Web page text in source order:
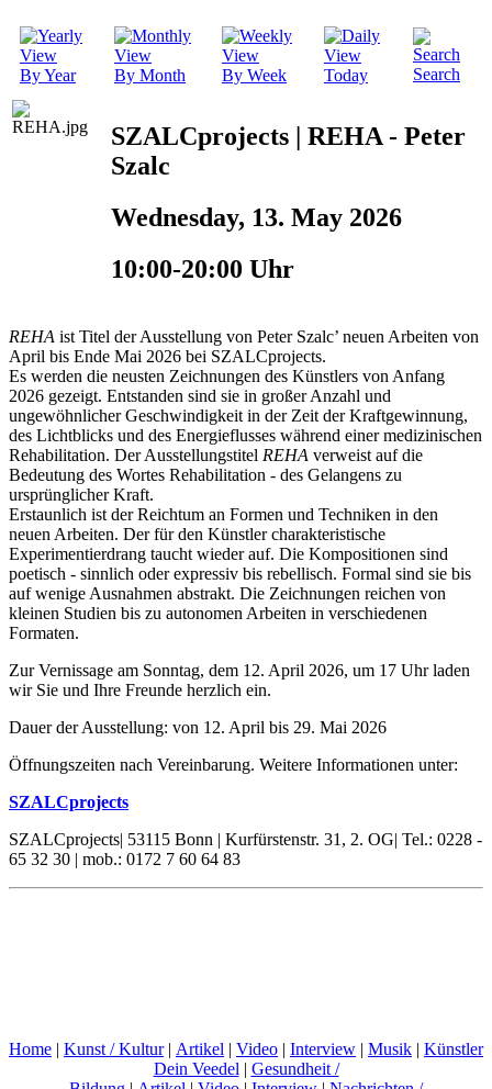
By Year By Month By Week Today Search
SZALCprojects | REHA - Peter
Szalc
Wednesday, 13. May 2026
10:00-20:00 Uhr
REHA ist Titel der Ausstellung von Peter Szalc’ neuen Arbeiten von
April bis Ende Mai 2026 bei SZALCprojects.
Es werden die neusten Zeichnungen des Künstlers von Anfang
2026 gezeigt. Entstanden sind sie in großer Anzahl und
ungewöhnlicher Geschwindigkeit in der Zeit der Kraftgewinnung,
des Lichtblicks und des Energieflusses während einer medizinischen
Rehabilitation. Der Ausstellungstitel REHA verweist auf die
Bedeutung des Wortes Rehabilitation - des Gelangens zu
ursprünglicher Kraft.
Erstaunlich ist der Reichtum an Formen und Techniken in den
neuen Arbeiten. Der für den Künstler charakteristische
Experimentierdrang taucht wieder auf. Die Kompositionen sind
poetisch - sinnlich oder expressiv bis rebellisch. Formal sind sie bis
auf wenige Ausnahmen abstrakt. Die Zeichnungen reichen von
kleinen Studien bis zu autonomen Arbeiten in verschiedenen
Formaten.
Zur Vernissage am Sonntag, dem 12. April 2026, um 17 Uhr laden
wir Sie und Ihre Freunde herzlich ein.
Dauer der Ausstellung: von 12. April bis 29. Mai 2026
Öffnungszeiten nach Vereinbarung. Weitere Informationen unter:
SZALCprojects
SZALCprojects| 53115 Bonn | Kurfürstenstr. 31, 2. OG| Tel.: 0228 -
65 32 30 | mob.: 0172 7 60 64 83
Home | Kunst / Kultur| Artikel | Video | Interview | Musik | Künstler
Dein Veedel | Gesundheit /